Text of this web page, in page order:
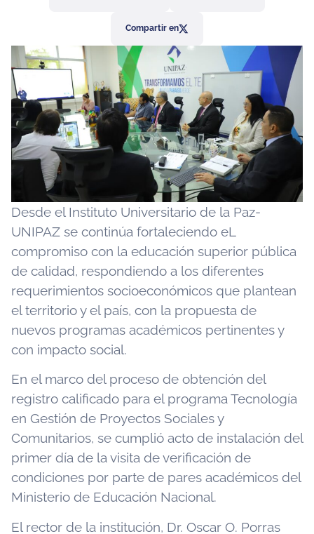
Compartir en
Desde el Instituto Universitario de la Paz-
UNIPAZ se continúa fortaleciendo eL
compromiso con la educación superior pública
de calidad, respondiendo a los diferentes
requerimientos socioeconómicos que plantean
el territorio y el país, con la propuesta de
nuevos programas académicos pertinentes y
con impacto social.
En el marco del proceso de obtención del
registro calificado para el programa Tecnología
en Gestión de Proyectos Sociales y
Comunitarios, se cumplió acto de instalación del
primer día de la visita de verificación de
condiciones por parte de pares académicos del
Ministerio de Educación Nacional.
El rector de la institución, Dr. Oscar O. Porras